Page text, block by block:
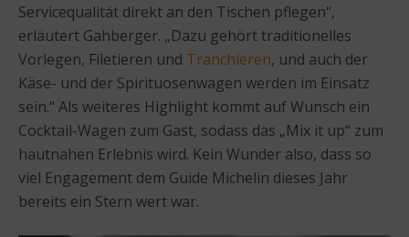
Servicequalität direkt an den Tischen pflegen“,
erläutert Gahberger. „Dazu gehört traditionelles
Vorlegen, Filetieren und Tranchieren, und auch der
Käse- und der Spirituosenwagen werden im Einsatz
sein.“ Als weiteres Highlight kommt auf Wunsch ein
Cocktail-Wagen zum Gast, sodass das „Mix it up“ zum
hautnahen Erlebnis wird. Kein Wunder also, dass so
viel Engagement dem Guide Michelin dieses Jahr
bereits ein Stern wert war.